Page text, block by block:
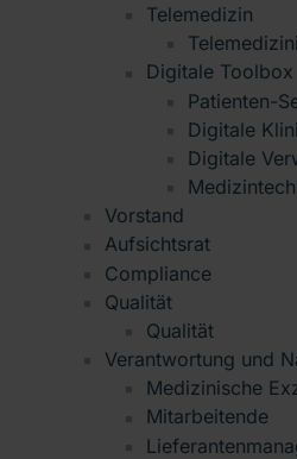
Telemedizin
Digitale Toolbox
Patienten-
Digitale
Digitale
Vorstand
Aufsichtsrat
Compliance
Qualität
Qualität
Verantwortung und
Medizinische
Mitarbeitende